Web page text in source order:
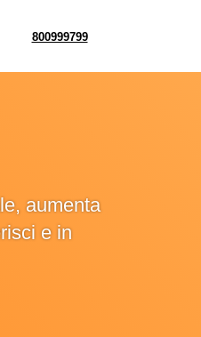
800999799
aumenta
e in